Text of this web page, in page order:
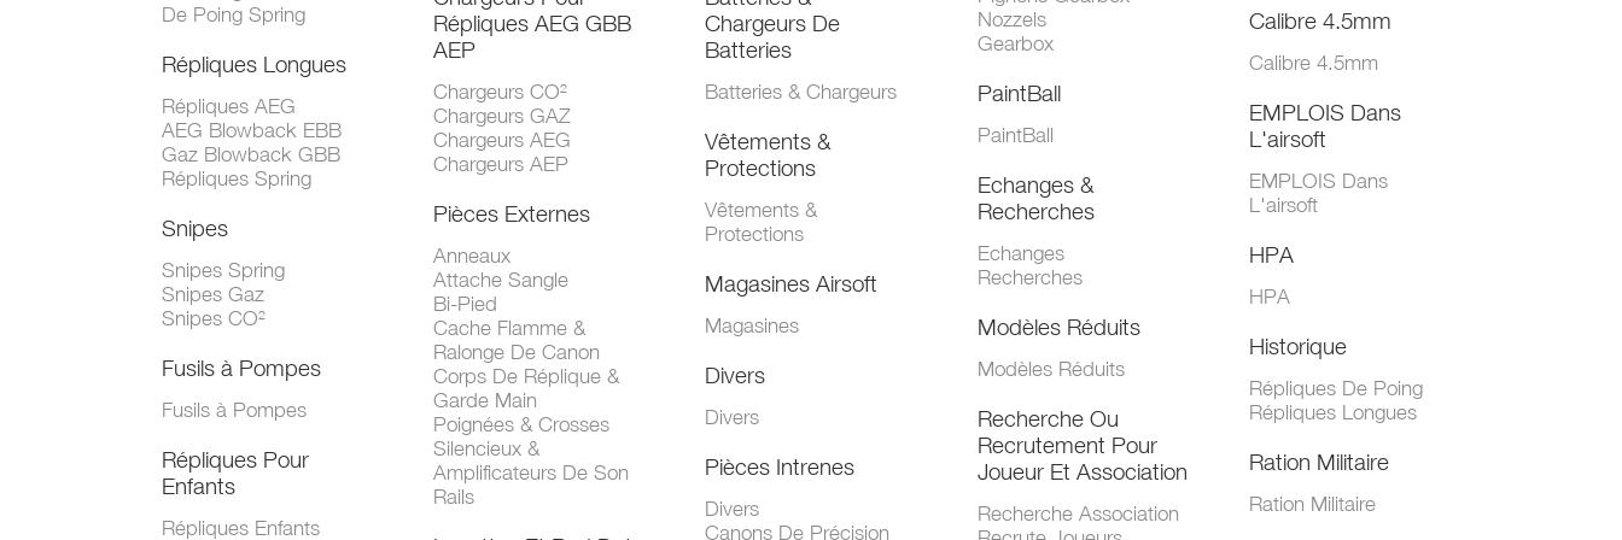
De Poing Spring
Répliques Longues
Répliques AEG
AEG Blowback EBB
Gaz Blowback GBB
Répliques Spring
Snipes
Snipes Spring
Snipes Gaz
Snipes CO²
Fusils à Pompes
Fusils à Pompes
Répliques Pour
Enfants
Répliques Enfants
Répliques AEG GBB
AEP
Chargeurs CO²
Chargeurs GAZ
Chargeurs AEG
Chargeurs AEP
Pièces Externes
Anneaux
Attache Sangle
Bi-Pied
Cache Flamme &
Ralonge De Canon
Corps De Réplique &
Garde Main
Poignées & Crosses
Silencieux &
Amplificateurs De Son
Rails
Chargeurs De
Batteries
Batteries & Chargeurs
Vêtements &
Protections
Vêtements &
Protections
Magasines Airsoft
Magasines
Divers
Divers
Pièces Intrenes
Divers
Canons De Précision
Nozzels
Gearbox
PaintBall
PaintBall
Echanges &
Recherches
Echanges
Recherches
Modèles Réduits
Modèles Réduits
Recherche Ou
Recrutement Pour
Joueur Et Association
Recherche Association
Calibre 4.5mm
Calibre 4.5mm
EMPLOIS Dans
L'airsoft
EMPLOIS Dans
L'airsoft
HPA
HPA
Historique
Répliques De Poing
Répliques Longues
Ration Militaire
Ration Militaire